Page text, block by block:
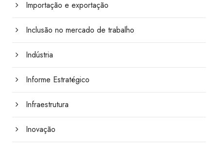
Importação e exportação
Inclusão no mercado de trabalho
Indústria
Informe Estratégico
Infraestrutura
Inovação